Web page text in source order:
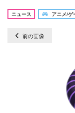
ニュース
アニメ/ゲ
前の画像